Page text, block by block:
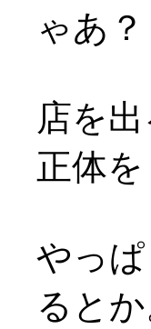
ゃあ？
店を
正体を
やっ
るとか